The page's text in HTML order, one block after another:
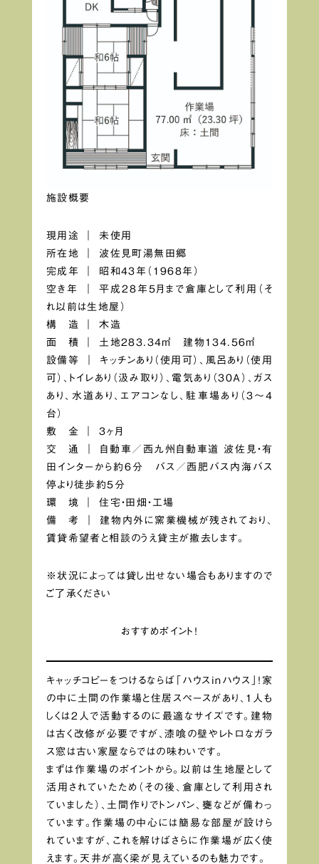
施設概要
現用途 ｜ 未使用
所在地 ｜ 波佐見町湯無田郷
完成年 ｜ 昭和43年（1968年）
空き年 ｜ 平成28年5月まで倉庫として利用（そ
れ以前は生地屋）
構 造 ｜ 木造
面 積 ｜ 土地283.34㎡ 建物134.56㎡
設備等 ｜ キッチンあり（使用可）、風呂あり（使用
可）、トイレあり（汲み取り）、電気あり（30Ａ）、ガス
あり、水道あり、エアコンなし、駐車場あり（3～4
台）
敷 金 ｜ 3ヶ月
交 通 ｜ 自動車／西九州自動車道 波佐見・有
田インターから約6分 バス／西肥バス内海バス
停より徒歩約5分
環 境 ｜ 住宅・田畑・工場
備 考 ｜ 建物内外に窯業機械が残されており、
賃貸希望者と相談のうえ貸主が撤去します。
※状況によっては貸し出せない場合もありますので
ご了承ください
おすすめポイント！
キャッチコピーをつけるならば「ハウスinハウス」！家
の中に土間の作業場と住居スペースがあり、1人も
しくは2人で活動するのに最適なサイズです。建物
は古く改修が必要ですが、漆喰の壁やレトロなガラ
ス窓は古い家屋ならではの味わいです。
まずは作業場のポイントから。以前は生地屋として
活用されていたため（その後、倉庫として利用され
ていました）、土間作りでトンパン、甕などが備わっ
ています。作業場の中心には簡易な部屋が設けら
れていますが、これを解けばさらに作業場が広く使
えます。天井が高く梁が見えているのも魅力です。